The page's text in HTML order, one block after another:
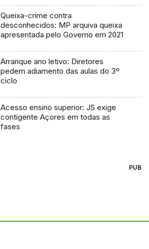
Queixa-crime contra
desconhecidos: MP arquiva queixa
apresentada pelo Governo em 2021
Arranque ano letivo: Diretores
pedem adiamento das aulas do 3º
ciclo
Acesso ensino superior: JS exige
contigente Açores em todas as
fases
PUB